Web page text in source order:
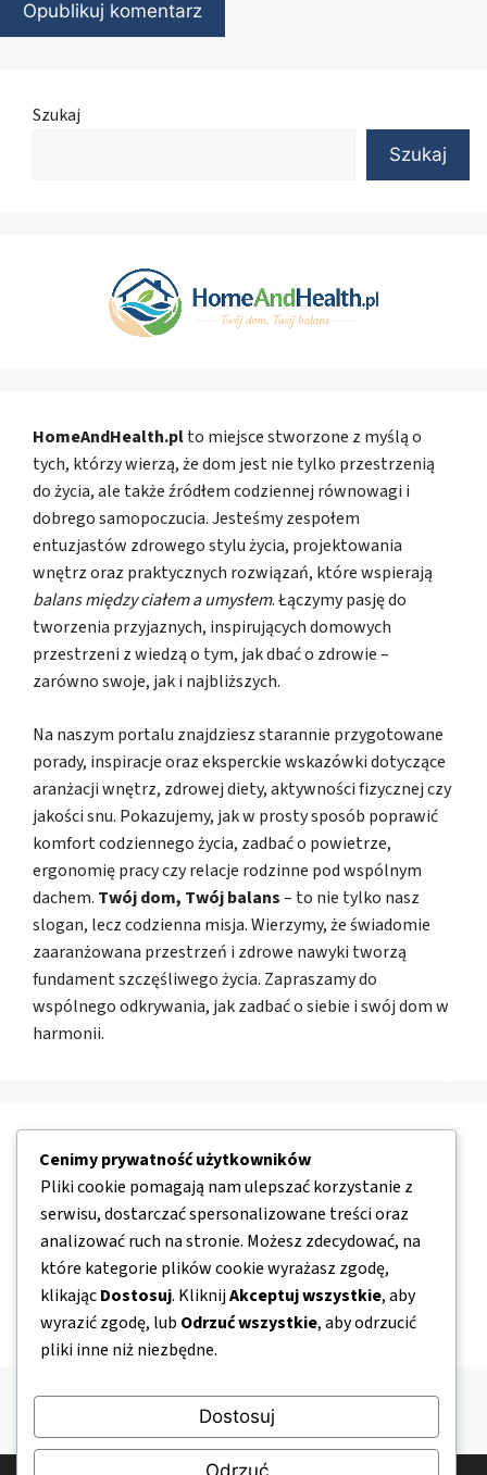
Szukaj
Szukaj
HomeAndHealth.plto miejsce stworzone z myślą o
tych, którzy wierzą, że dom jest nie tylko przestrzenią
do życia, ale także źródłem codziennej równowagi i
dobrego samopoczucia. Jesteśmy zespołem
entuzjastów zdrowego stylu życia, projektowania
wnętrz oraz praktycznych rozwiązań, które wspierają
balans między ciałem a umysłem. Łączymy pasję do
tworzenia przyjaznych, inspirujących domowych
przestrzeni z wiedzą o tym, jak dbać o zdrowie –
zarówno swoje, jak i najbliższych.
Na naszym portalu znajdziesz starannie przygotowane
porady, inspiracje oraz eksperckie wskazówki dotyczące
aranżacji wnętrz, zdrowej diety, aktywności fizycznej czy
jakości snu. Pokazujemy, jak w prosty sposób poprawić
komfort codziennego życia, zadbać o powietrze,
ergonomię pracy czy relacje rodzinne pod wspólnym
dachem. Twój dom, Twój balans– to nie tylko nasz
slogan, lecz codzienna misja. Wierzymy, że świadomie
zaaranżowana przestrzeń i zdrowe nawyki tworzą
fundament szczęśliwego życia. Zapraszamy do
wspólnego odkrywania, jak zadbać o siebie i swój dom w
harmonii.
Nawigacja
O nas
Kontakt
Mapa strony
Polityka prywatności
Cenimy prywatność użytkowników
Pliki cookie pomagają nam ulepszać korzystanie z
serwisu, dostarczać spersonalizowane treści oraz
analizować ruch na stronie. Możesz zdecydować, na
które kategorie plików cookie wyrażasz zgodę,
klikającDostosuj. KliknijAkceptuj wszystkie, aby
wyrazić zgodę, lub Odrzuć wszystkie, aby odrzucić
pliki inne niż niezbędne.
Dostosuj
Odrzuć